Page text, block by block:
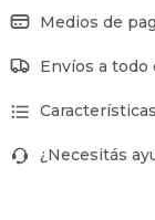
Medios de
Envíos a todo
Características
¿Necesitás